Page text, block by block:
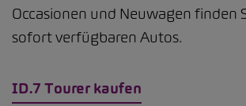
ID.7 Tourer kaufen
Occasionen und Neuwagen finden
sofort verfügbaren Autos.